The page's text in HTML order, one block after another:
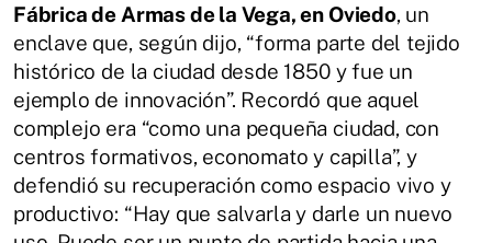
Fábrica de Armas de la Vega, en Oviedo, un
enclave que, según dijo, “forma parte del tejido
histórico de la ciudad desde 1850 y fue un
ejemplo de innovación”. Recordó que aquel
complejo era “como una pequeña ciudad, con
centros formativos, economato y capilla”, y
defendió su recuperación como espacio vivo y
productivo: “Hay que salvarla y darle un nuevo